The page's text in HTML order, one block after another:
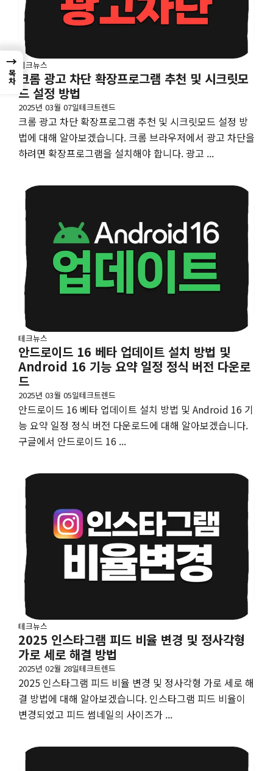
테크뉴스
크롬 광고 차단 확장프로그램 추천 및 시크릿모
드 설정 방법
2025년 03월 07일테크트렌드
크롬 광고 차단 확장프로그램 추천 및 시크릿모드 설정 방
법에 대해 알아보겠습니다. 크롬 브라우저에서 광고 차단을
하려면 확장프로그램을 설치해야 합니다. 광고 ...
테크뉴스
안드로이드 16 베타 업데이트 설치 방법 및
Android 16 기능 요약 일정 정식 버전 다운로
드
2025년 03월 05일테크트렌드
안드로이드 16 베타 업데이트 설치 방법 및 Android 16 기
능 요약 일정 정식 버전 다운로드에 대해 알아보겠습니다.
구글에서 안드로이드 16 ...
테크뉴스
2025 인스타그램 피드 비율 변경 및 정사각형
가로 세로 해결 방법
2025년 02월 28일테크트렌드
2025 인스타그램 피드 비율 변경 및 정사각형 가로 세로 해
결 방법에 대해 알아보겠습니다. 인스타그램 피드 비율이
변경되었고 피드 썸네일의 사이즈가 ...
→
목차